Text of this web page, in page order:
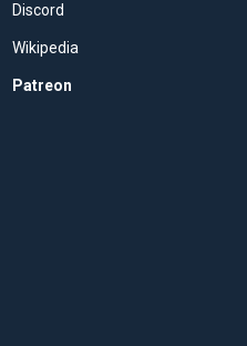
Discord
Wikipedia
Patreon